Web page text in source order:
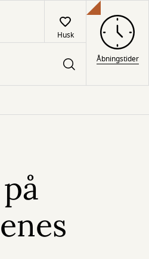
Husk
Åbningstider